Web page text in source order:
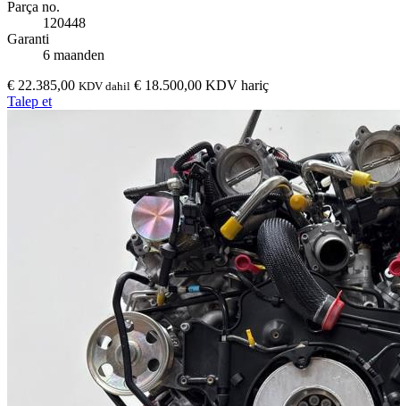
Parça no.
120448
Garanti
6 maanden
€ 22.385,00 KDV dahil € 18.500,00 KDV hariç
Talep et